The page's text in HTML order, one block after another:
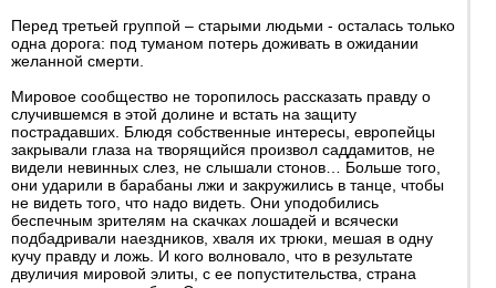
Перед третьей группой – старыми людьми - осталась только
одна дорога: под туманом потерь доживать в ожидании
желанной смерти.
Мировое сообщество не торопилось рассказать правду о
случившемся в этой долине и встать на защиту
пострадавших. Блюдя собственные интересы, европейцы
закрывали глаза на творящийся произвол саддамитов, не
видели невинных слез, не слышали стонов… Больше того,
они ударили в барабаны лжи и закружились в танце, чтобы
не видеть того, что надо видеть. Они уподобились
беспечным зрителям на скачках лошадей и всячески
подбадривали наездников, хваля их трюки, мешая в одну
кучу правду и ложь. И кого волновало, что в результате
двуличия мировой элиты, с ее попустительства, страна